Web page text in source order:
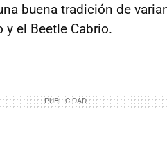
buena tradición de
el Beetle Cabrio.